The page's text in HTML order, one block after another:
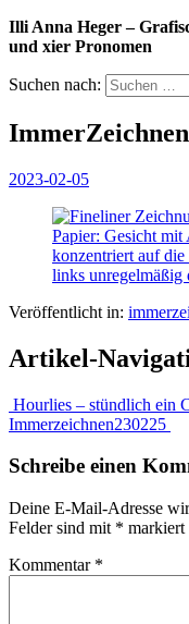
2023-02-05
Veröffentlicht in:
Artikel-
Hourlies – stündlich ein
Immerzeichnen230225
Schreibe einen
Deine E-Mail-Adresse
Felder sind mit * markiert
Kommentar *
Illi Anna Heger –
und xier Pronomen
Suchen nach: